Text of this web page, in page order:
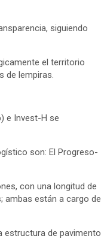
siguiendo
el territorio
de lempiras.
e Invest-H se
son: El Progreso-
con una longitud de
ambas están a cargo de
estructura de pavimento